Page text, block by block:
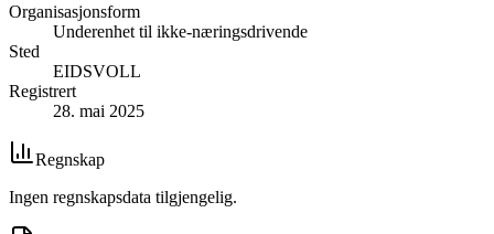
Organisasjonsform
Underenhet til ikke-næringsdrivende
Sted
EIDSVOLL
Registrert
28. mai 2025
Regnskap
Ingen regnskapsdata tilgjengelig.